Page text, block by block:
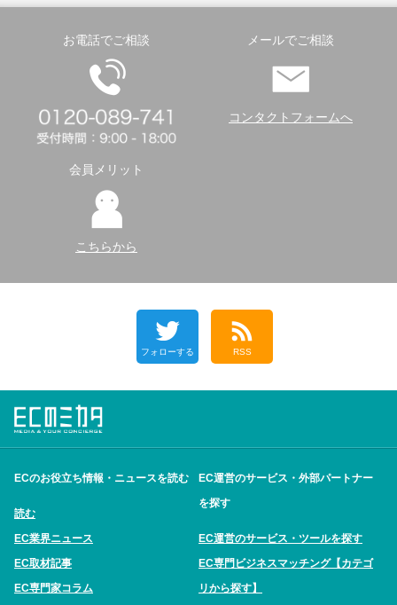
お電話でご相談 メールでご相談
コンタクトフォームへ
会員メリット
こちらから
フォローする RSS
ECのお役立ち情報・ニュースを読む
読む
EC業界ニュース
EC取材記事
EC専門家コラム
EC運営のサービス・外部パートナー
を探す
EC運営のサービス・ツールを探す
EC専門ビジネスマッチング【カテゴ
リから探す】